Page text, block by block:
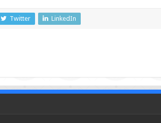
Twitter LinkedIn